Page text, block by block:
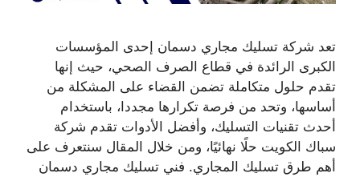
تعد شركة تسليك مجاري دسمان إحدى المؤسسات
الكبرى الرائدة في قطاع الصرف الصحي، حيث إنها
تقدم حلول متكاملة تضمن القضاء على المشكلة من
أساسها، وتحد من فرصة تكرارها مجددا، باستخدام
أحدث تقنيات التسليك، وأفضل الأدوات تقدم شركة
سباك الكويت حلًا نهائيًا، ومن خلال المقال سنتعرف على
أهم طرق تسليك المجاري. فني تسليك مجاري دسمان